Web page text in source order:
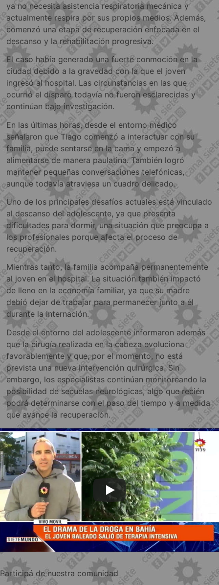
ya no necesita asistencia respiratoria mecánica y
actualmente respira por sus propios medios. Además,
comenzó una etapa de recuperación enfocada en el
descanso y la rehabilitación progresiva.
El caso había generado una fuerte conmoción en la
ciudad debido a la gravedad con la que el joven
ingresó al hospital. Las circunstancias en las que
ocurrió el disparo todavía no fueron esclarecidas y
continúan bajo investigación.
En las últimas horas, desde el entorno médico
señalaron que Tiago comenzó a interactuar con su
familia, puede sentarse en la cama y empezó a
alimentarse de manera paulatina. También logró
mantener pequeñas conversaciones telefónicas,
aunque todavía atraviesa un cuadro delicado.
Uno de los principales desafíos actuales está vinculado
al descanso del adolescente, ya que presenta
dificultades para dormir, una situación que preocupa a
los profesionales porque afecta el proceso de
recuperación.
Mientras tanto, la familia acompaña permanentemente
al joven en el hospital. La situación también impactó
de lleno en la economía familiar, ya que su madre
debió dejar de trabajar para permanecer junto a él
durante la internación.
Desde el entorno del adolescente informaron además
que la cirugía realizada en la cabeza evoluciona
favorablemente y que, por el momento, no está
prevista una nueva intervención quirúrgica. Sin
embargo, los especialistas continúan monitoreando la
posibilidad de secuelas neurológicas, algo que recién
podrá determinarse con el paso del tiempo y a medida
que avance la recuperación.
Participá de nuestra comunidad